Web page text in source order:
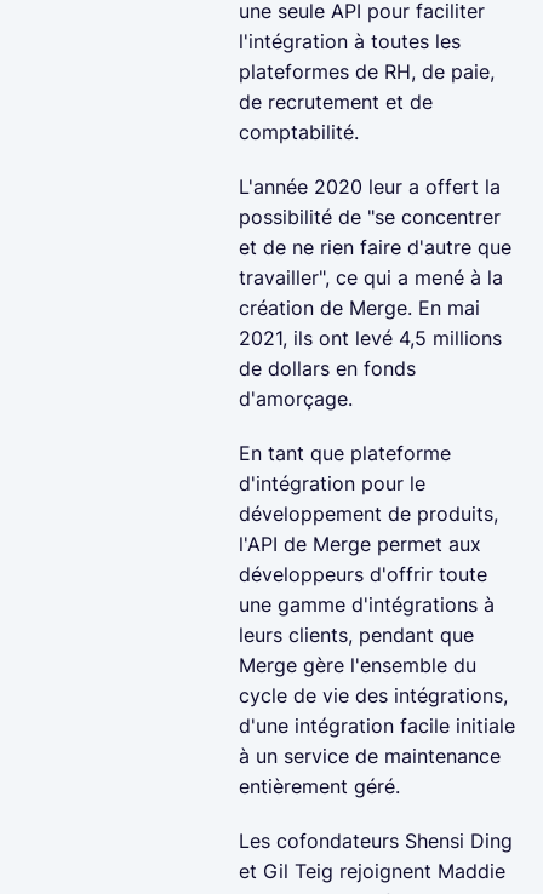
une seule API pour faciliter
l'intégration à toutes les
plateformes de RH, de paie,
de recrutement et de
comptabilité.
L'année 2020 leur a offert la
possibilité de "se concentrer
et de ne rien faire d'autre que
travailler", ce qui a mené à la
création de Merge. En mai
2021, ils ont levé 4,5 millions
de dollars en fonds
d'amorçage.
En tant que plateforme
d'intégration pour le
développement de produits,
l'API de Merge permet aux
développeurs d'offrir toute
une gamme d'intégrations à
leurs clients, pendant que
Merge gère l'ensemble du
cycle de vie des intégrations,
d'une intégration facile initiale
à un service de maintenance
entièrement géré.
Les cofondateurs Shensi Ding
et Gil Teig rejoignent Maddie